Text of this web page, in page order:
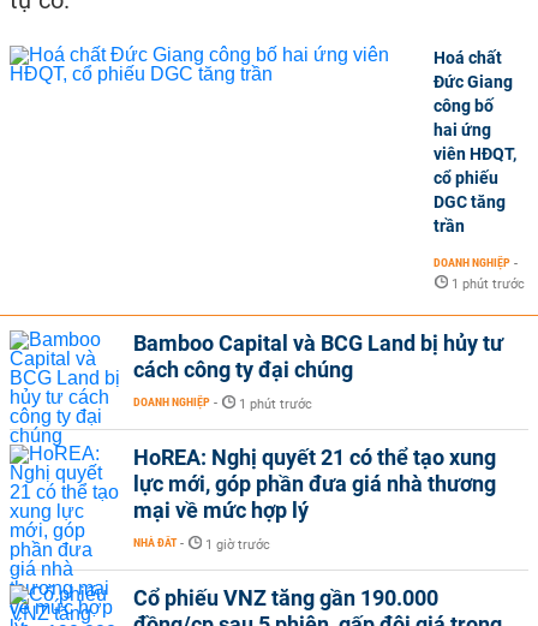
Hoá chất
Đức Giang
công bố
hai ứng
viên HĐQT,
cổ phiếu
DGC tăng
trần
DOANH NGHIỆP -
1 phút trước
Bamboo Capital và BCG Land bị hủy tư
cách công ty đại chúng
DOANH NGHIỆP - 1 phút trước
HoREA: Nghị quyết 21 có thể tạo xung
lực mới, góp phần đưa giá nhà thương
mại về mức hợp lý
NHÀ ĐẤT - 1 giờ trước
Cổ phiếu VNZ tăng gần 190.000